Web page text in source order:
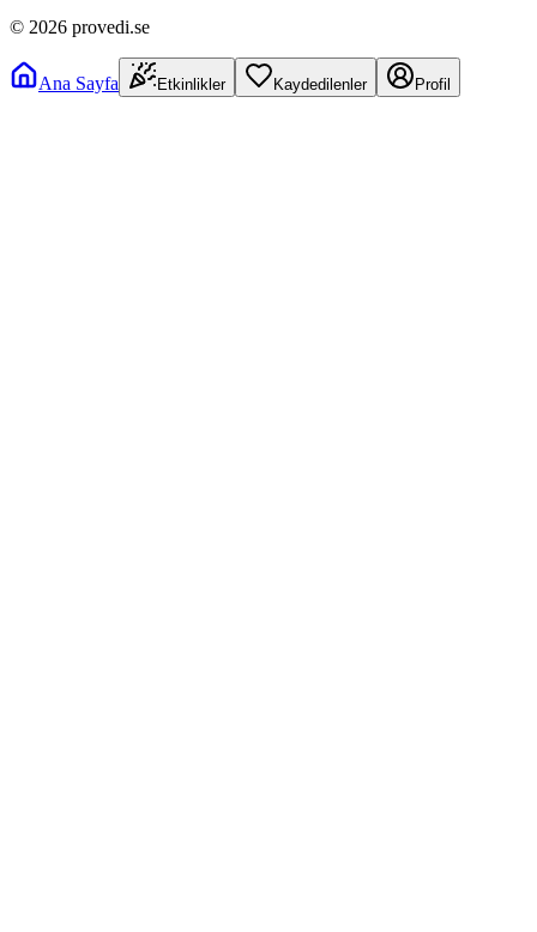
© 2026 provedi.se
Ana Sayfa Etkinlikler Kaydedilenler Profil